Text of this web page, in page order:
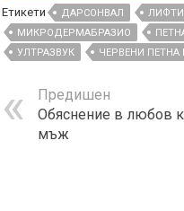
Етикети ДАРСОНВАЛ
МИКРОДЕРМАБРАЗИО
УЛТРАЗВУК
ЧЕРВЕНИ ПЕТНА
Предишен
Обяснение в любов
мъж